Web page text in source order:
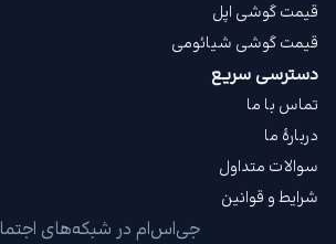
قیمت گوشی اپل
قیمت گوشی شیائومی
دسترسی سریع
تماس با ما
دربارهٔ ما
سوالات متداول
شرایط و قوانین
جی‌اس‌ام در شبکه‌های